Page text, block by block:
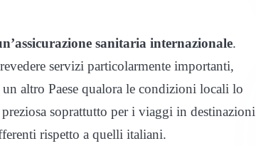
sanitaria internazionale.
servizi particolarmente importanti,
altro Paese qualora le condizioni locali lo
soprattutto per i viaggi in destinazioni
rispetto a quelli italiani.